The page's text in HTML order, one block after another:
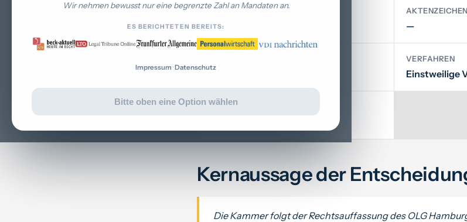
Wir nehmen bewusst nur eine begrenzte Zahl an Mandaten an.
ES BERICHTETEN BEREITS:
Impressum ·Datenschutz
Bitte oben eine Option wählen
GERICHT
Landgericht Hamburg
AKTENZEICHEN
—
November 2024
VERFAHREN
Einstweilige
PLATTFORM
Kernaussage der
Die Kammer folgt der Rechtsauffassung des OLG